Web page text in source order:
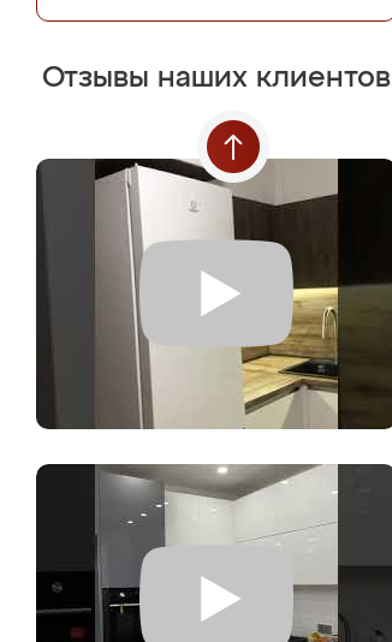
Отзывы наших клиентов